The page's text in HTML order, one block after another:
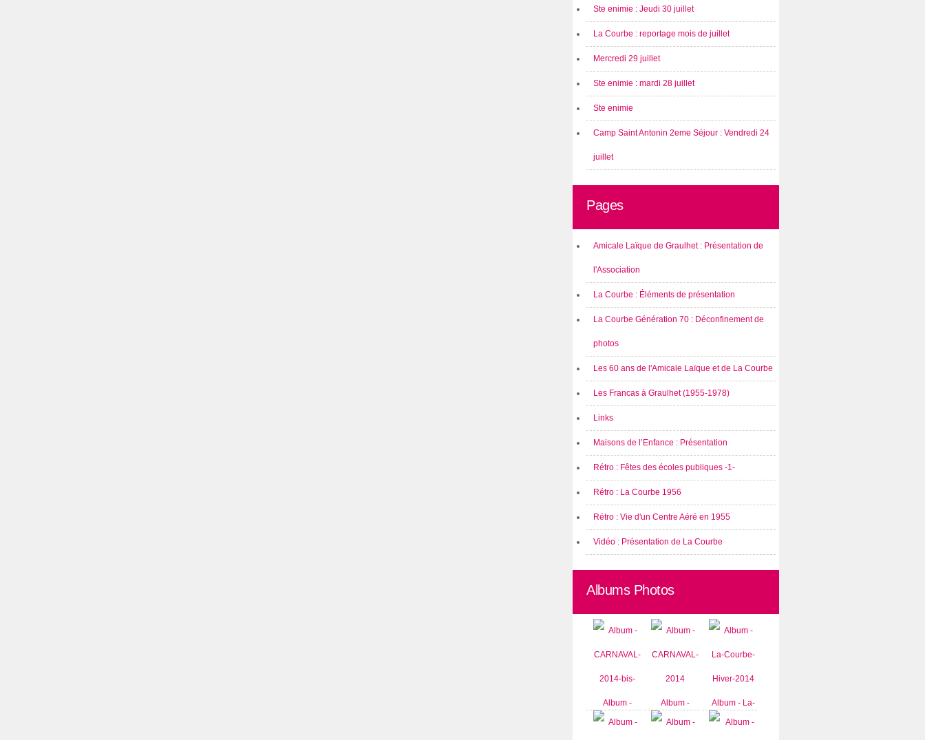
Ste enimie : Jeudi 30 juillet
La Courbe : reportage mois de juillet
Mercredi 29 juillet
Ste enimie : mardi 28 juillet
Ste enimie
Camp Saint Antonin 2eme Séjour : Vendredi 24
juillet
Pages
Amicale Laïque de Graulhet : Présentation de
l'Association
La Courbe : Éléments de présentation
La Courbe Génération 70 : Déconfinement de
photos
Les 60 ans de l'Amicale Laïque et de La Courbe
Les Francas à Graulhet (1955-1978)
Links
Maisons de l’Enfance : Présentation
Rétro : Fêtes des écoles publiques -1-
Rétro : La Courbe 1956
Rétro : Vie d'un Centre Aéré en 1955
Vidéo : Présentation de La Courbe
Albums Photos
Album -
CARNAVAL-
Album -
CARNAVAL-
Album - La-
Courbe-